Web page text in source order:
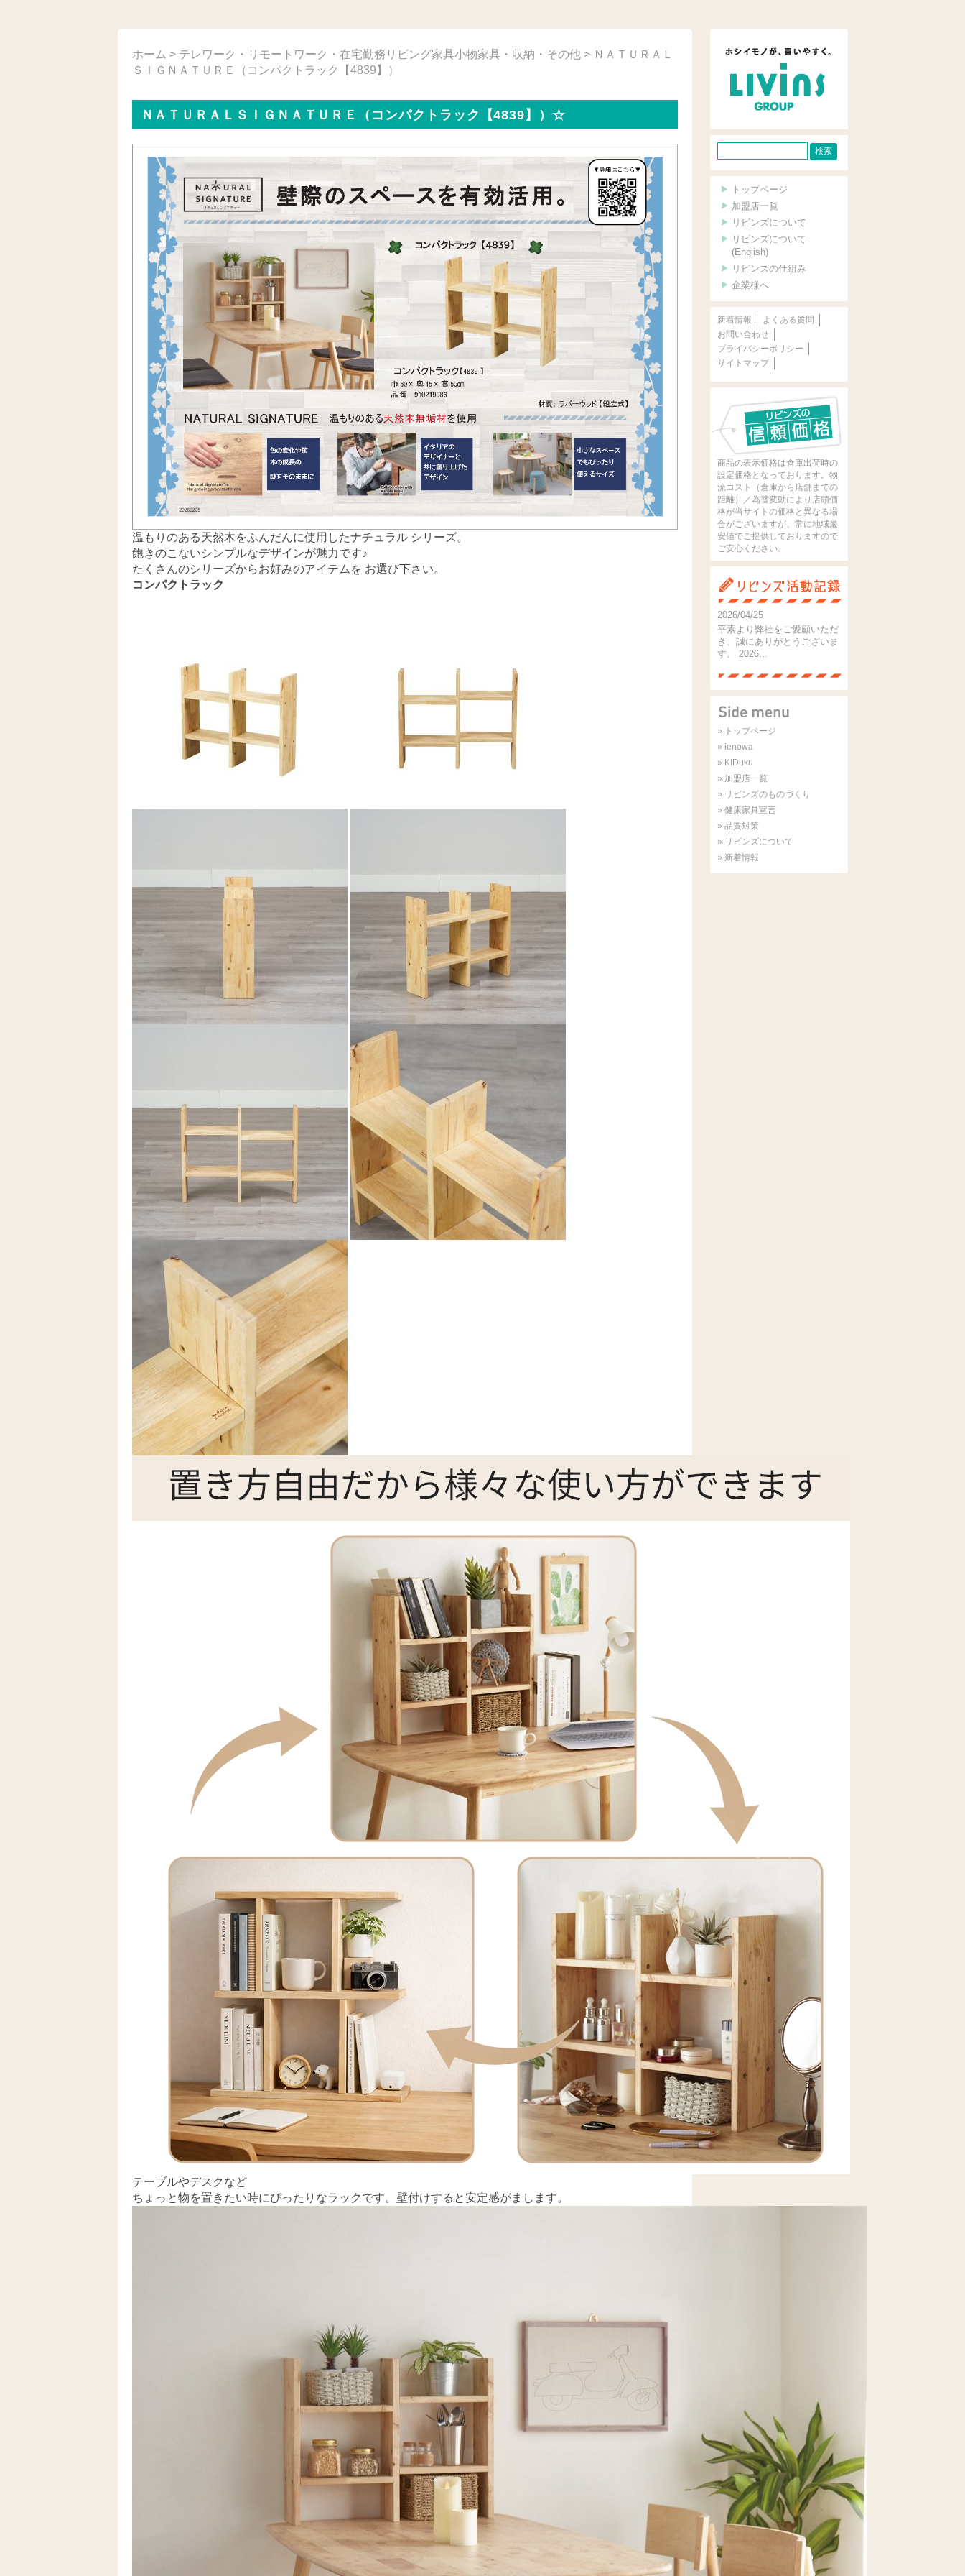
ホーム > テレワーク・リモートワーク・在宅勤務 リビング家具小物家具・収納・その他> ＮＡＴＵＲＡＬ
ＳＩＧＮＡＴＵＲＥ（コンパクトラック【4839】）
ＮＡＴＵＲＡＬＳＩＧＮＡＴＵＲＥ（コンパクトラック【4839】）☆
温もりのある天然木をふんだんに使用したナチュラル シリーズ。
飽きのこないシンプルなデザインが魅力です♪
たくさんのシリーズからお好みのアイテムを お選び下さい。
コンパクトラック
テーブルやデスクなど
ちょっと物を置きたい時にぴったりなラックです。壁付けすると安定感がまします。
イ
ト
内
検
索
トップページ
加盟店一覧
リビンズについて
リビンズについて
(English)
リビンズの仕組み
企業様へ
新着情報
よくある質問
お問い合わせ
プライバシーポリシー
サイトマップ
商品の表示価格は倉庫出荷時の
設定価格となっております。物
流コスト（倉庫から店舗までの
距離）／為替変動により店頭価
格が当サイトの価格と異なる場
合がございますが、常に地域最
安値でご提供しておりますので
ご安心ください。
2026/04/25
平素より弊社をご愛顧いただ
き、誠にありがとうございま
す。 2026...
» トップページ
» ienowa
» KIDuku
» 加盟店一覧
» リビンズのものづくり
» 健康家具宣言
» 品質対策
» リビンズについて
» 新着情報